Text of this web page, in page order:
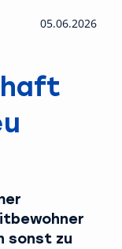
05.06.2026
sonst zu